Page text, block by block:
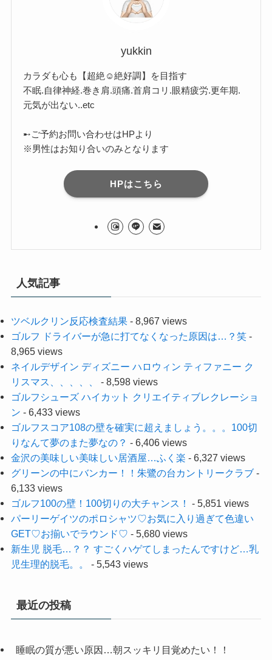
yukkin
カラダも心も【超絶☺︎絶好調】を目指す
不眠.自律神経.巻き肩.頭痛.首肩コリ.眼精疲労.更年期.
元気が出ない..etc
➸ご予約お問い合わせはHPより
※男性はお知り合いのみとなります
HPはこちら
人気記事
ツベルクリン反応検査結果- 8,967 views
ゴルフ ドライバーが急に打てなくなった原因は…？笑-
8,965 views
ネイルデザイン ディズニー ハロウィン ティファニー ク
リスマス、、、、、
- 8,598 views
ゴルフシューズ ハイカット クリエイティブレクレーショ
ン - 6,433 views
ゴルフスコア108の壁を確実に超えましょう。。。100切
りなんて夢のまた夢なの？ - 6,406 views
金沢の美味しい美味しい居酒屋…ふく楽 - 6,327 views
グリーンの中にバンカー！！朱鷺の台カントリークラブ-
6,133 views
ゴルフ100の壁！100切りの大チャンス！
- 5,851 views
パーリーゲイツのポロシャツ♡お気に入り過ぎて色違い
GET♡お揃いでラウンド♡ - 5,680 views
新生児 脱毛…？？ すごくハゲてしまったんですけど…乳
児生理的脱毛。。
- 5,543 views
最近の投稿
睡眠の質が悪い原因…朝スッキリ目覚めたい！！